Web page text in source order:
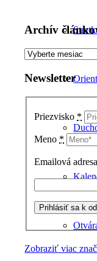
Archív
Archív
Newsletter
Priezvisko *
Meno *
Emailová adresa
Zobraziť viac